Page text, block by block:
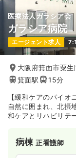
外来 正看護師
日勤のみ（常勤
給与 お問い合わせ
時間 8:45～17:00
気に
医療法人ガラシア会
ガラシア病院
エージェント求人 7:1
大阪府箕面市粟
箕面駅
15分
【緩和ケアのパイ
自然に囲まれ、北摂
和ケアとリハビリテ
践しており、看護師
た深い関わりを大
病棟正看護師